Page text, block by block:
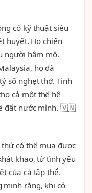
có kỹ thuật siêu
huyết. Họ chiến
người hâm mộ.
họ đã
số nghẹt thở. Tinh
cả một thế hệ
đất nước mình. 🇻🇳
có thể mua được
khao, từ tình yêu
của cả tập thể.
minh rằng, khi có